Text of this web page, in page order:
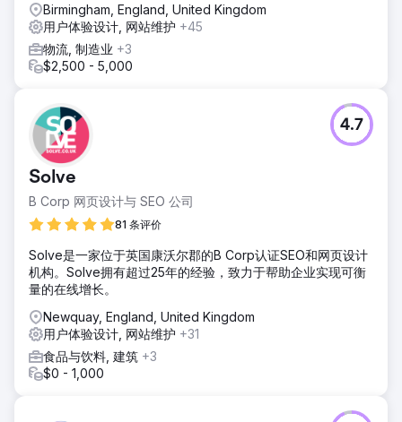
Birmingham, England, United Kingdom
用户体验设计, 网站维护 +45
物流, 制造业 +3
$2,500 - 5,000
Solve
B Corp 网页设计与 SEO 公司
81 条评价
4.7
Solve是一家位于英国康沃尔郡的B Corp认证SEO和网页设计
机构。Solve拥有超过25年的经验，致力于帮助企业实现可衡
量的在线增长。
Newquay, England, United Kingdom
用户体验设计, 网站维护 +31
食品与饮料, 建筑 +3
$0 - 1,000